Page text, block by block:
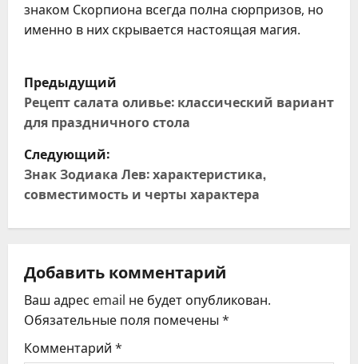
знаком Скорпиона всегда полна сюрпризов, но
именно в них скрывается настоящая магия.
Н
а
в
и
г
ц
и
я
Предыдущий
Рецепт салата оливье: классический вариант
для праздничного стола
Следующий:
Знак Зодиака Лев: характеристика,
совместимость и черты характера
Добавить комментарий
Ваш адрес email не будет опубликован.
Обязательные поля помечены *
Комментарий *